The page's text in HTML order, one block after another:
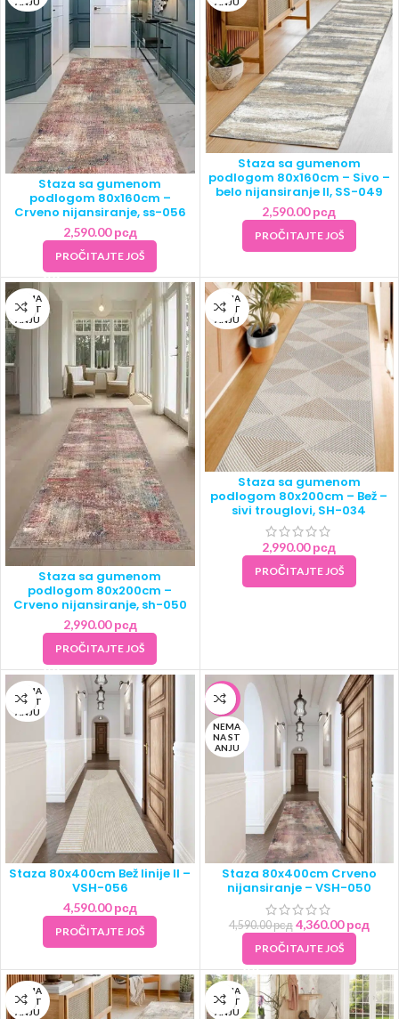
Staza sa gumenom
podlogom 80x160cm –
Crveno nijansiranje, ss-056
2,590.00рсд
PROČITAJTE JOŠ
Staza sa gumenom
podlogom 80x160cm – Sivo –
belo nijansiranje II, SS-049
2,590.00рсд
PROČITAJTE JOŠ
NEMA
NA ST
ANJU
Staza sa gumenom
podlogom 80x200cm –
Crveno nijansiranje, sh-050
2,990.00рсд
PROČITAJTE JOŠ
NEMA
NA ST
ANJU
Staza sa gumenom
podlogom 80x200cm – Bež –
sivi trouglovi, SH-034
2,990.00рсд
PROČITAJTE JOŠ
NEMA
NA ST
ANJU
Staza 80x400cm Bež linije II –
VSH-056
4,590.00рсд
PROČITAJTE JOŠ
-5%
NEMA
NA ST
ANJU
Staza 80x400cm Crveno
nijansiranje – VSH-050
4,590.00рсд 4,360.00рсд
PROČITAJTE JOŠ
NEMA
NA ST
ANJU
NEMA
NA ST
ANJU